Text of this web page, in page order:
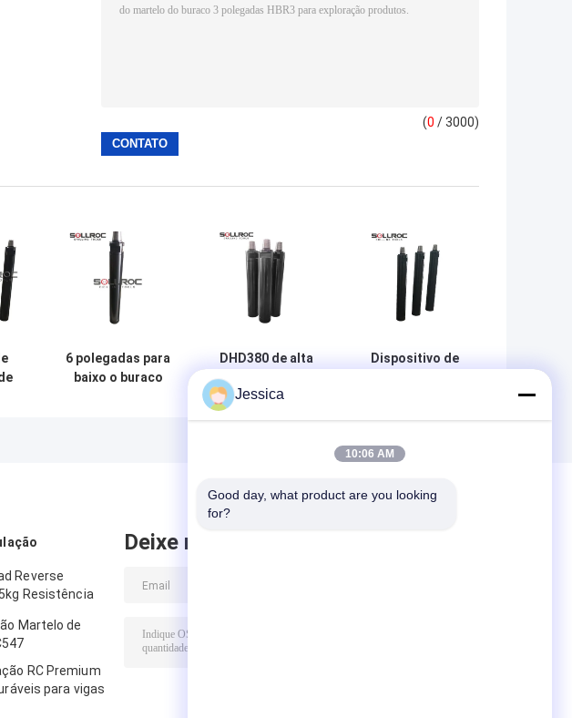
(0 / 3000)
6 polegadas para
baixo o buraco
DHD380 de alta
polegadas para
baixo do buraco
Dispositivo de
buraco 6
Reverse
Resistência
Martelo de
RC Premium
para vigas
Deixe mensagem
Jessica
10:06 AM
Good day, what product are you looking
for?